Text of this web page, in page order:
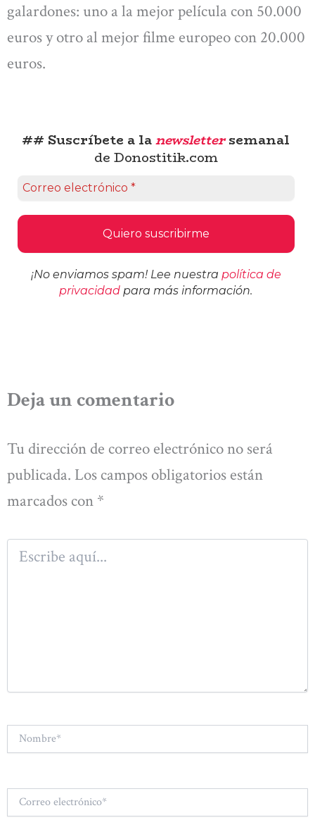
galardones: uno a la mejor película con 50.000
euros y otro al mejor filme europeo con 20.000
euros.
## Suscríbete a lanewslettersemanal
de Donostitik.com
¡No enviamos spam! Lee nuestra política de
privacidad para más información.
Deja un comentario
Tu dirección de correo electrónico no será
publicada. Los campos obligatorios están
marcados con *
Escribe
aquí...
Nombre*
Correo
electrónico*